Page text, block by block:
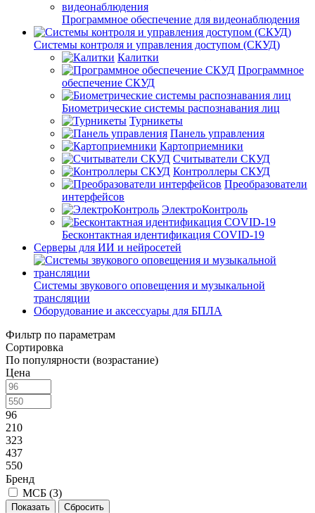
Программное обеспечение для видеонаблюдения
Системы контроля и управления доступом (СКУД)
Калитки
Программное
обеспечение СКУД
Биометрические системы распознавания лиц
Турникеты
Панель управления
Картоприемники
Считыватели СКУД
Контроллеры СКУД
Преобразователи
интерфейсов
ЭлектроКонтроль
Бесконтактная идентификация COVID-19
Серверы для ИИ и нейросетей
Системы звукового оповещения и музыкальной
трансляции
Оборудование и аксессуары для БПЛА
Фильтр по параметрам
Сортировка
По популярности (возрастание)
Цена
96
210
323
437
550
Бренд
МСБ (3)
Сбросить